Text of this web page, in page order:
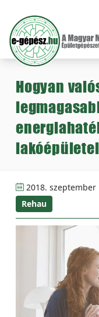
Hogyan
2018. szeptember
Rehau